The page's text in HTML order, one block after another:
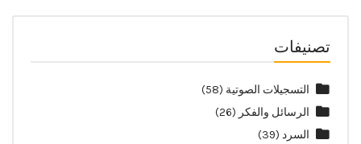
تصنيفات
التسجيلات الصوتية (58)
الرسائل والفكر (26)
السرد (39)